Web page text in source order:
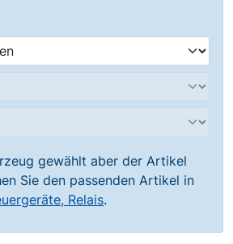
gewählt aber der Artikel
Sie den passenden Artikel in
Relais.